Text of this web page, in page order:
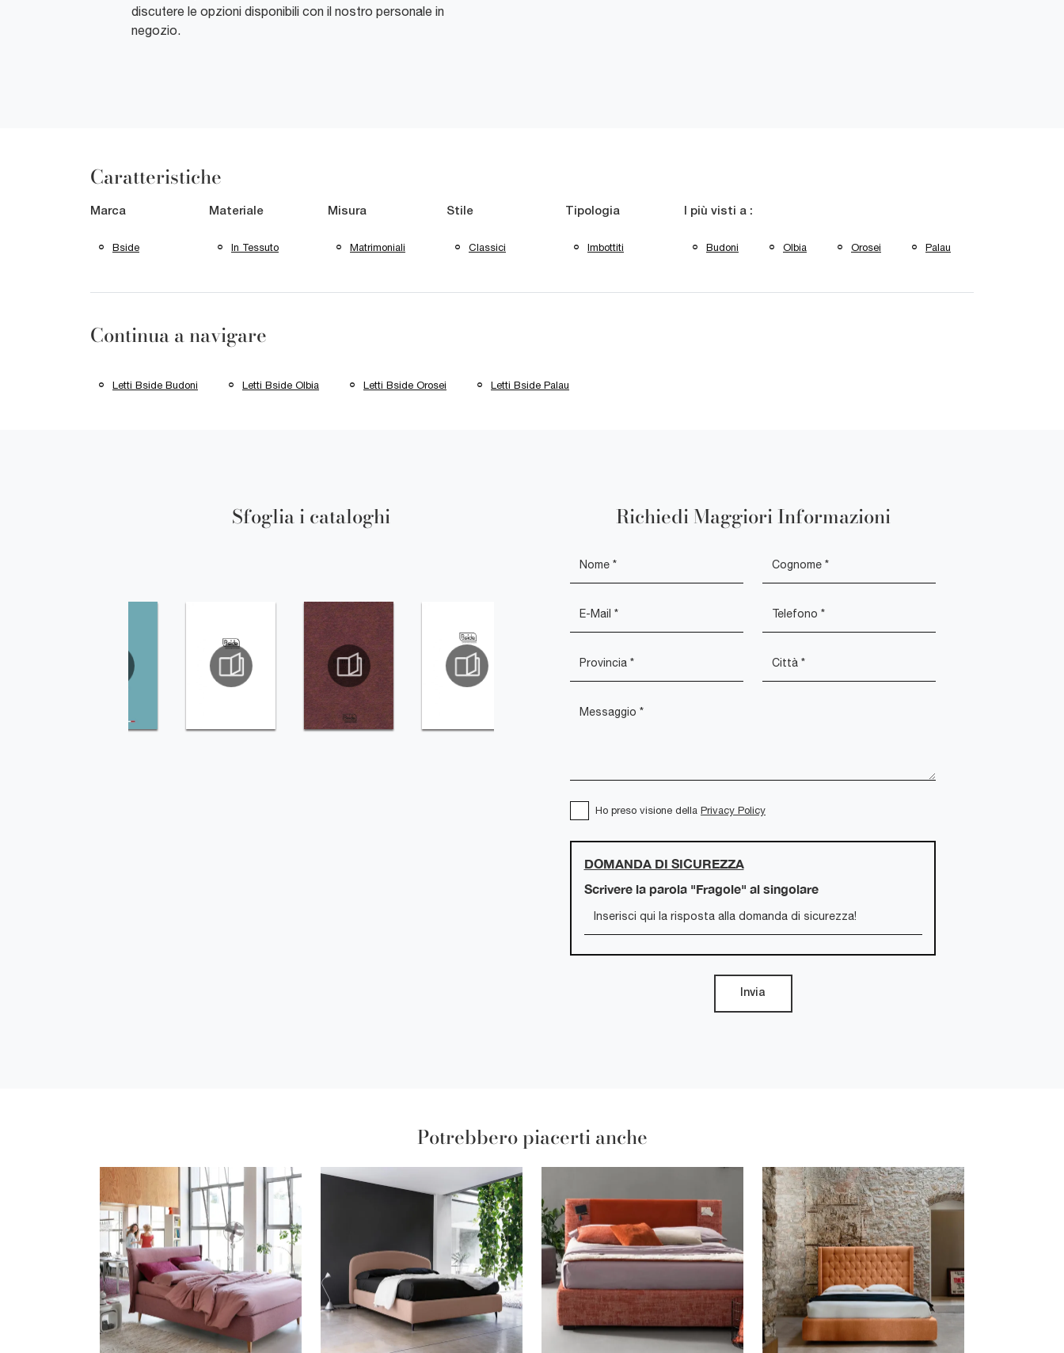
discutere le opzioni disponibili con il nostro personale in
negozio.
Caratteristiche
Marca
Bside
Materiale
In Tessuto
Misura
Matrimoniali
Stile
Classici
Tipologia
Imbottiti
I più visti a :
Budoni Olbia Orosei Palau
Continua a navigare
Letti Bside Budoni Letti Bside Olbia Letti Bside Orosei Letti Bside Palau
Sfoglia i cataloghi Richiedi Maggiori Informazioni
Ho preso visione della Privacy Policy
DOMANDA DI SICUREZZA
Scrivere la parola "Fragole" al singolare
Invia
Potrebbero piacerti anche